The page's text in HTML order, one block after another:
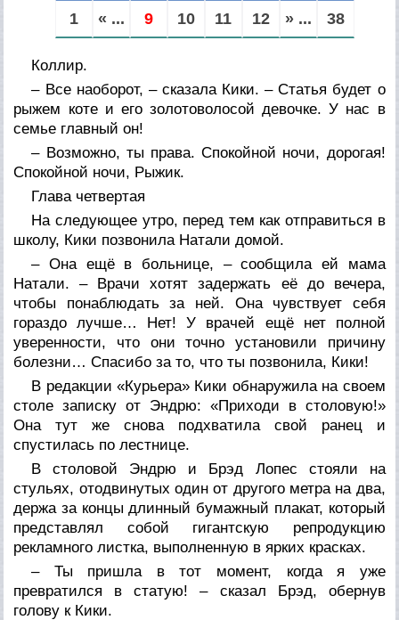
1 « ... 9 10 11 12 » ... 38
Коллир.
– Все наоборот, – сказала Кики. – Статья будет о
рыжем коте и его золотоволосой девочке. У нас в
семье главный он!
– Возможно, ты права. Спокойной ночи, дорогая!
Спокойной ночи, Рыжик.
Глава четвертая
На следующее утро, перед тем как отправиться в
школу, Кики позвонила Натали домой.
– Она ещё в больнице, – сообщила ей мама
Натали. – Врачи хотят задержать её до вечера,
чтобы понаблюдать за ней. Она чувствует себя
гораздо лучше… Нет! У врачей ещё нет полной
уверенности, что они точно установили причину
болезни… Спасибо за то, что ты позвонила, Кики!
В редакции «Курьера» Кики обнаружила на своем
столе записку от Эндрю: «Приходи в столовую!»
Она тут же снова подхватила свой ранец и
спустилась по лестнице.
В столовой Эндрю и Брэд Лопес стояли на
стульях, отодвинутых один от другого метра на два,
держа за концы длинный бумажный плакат, который
представлял собой гигантскую репродукцию
рекламного листка, выполненную в ярких красках.
– Ты пришла в тот момент, когда я уже
превратился в статую! – сказал Брэд, обернув
голову к Кики.